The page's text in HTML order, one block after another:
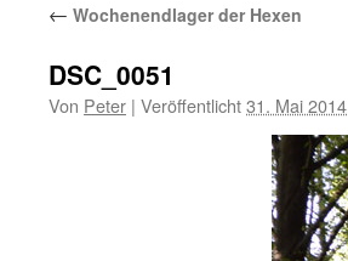
← Wochenendlager der Hexen
DSC_0051
Von Peter | Veröffentlicht31. Mai 2014